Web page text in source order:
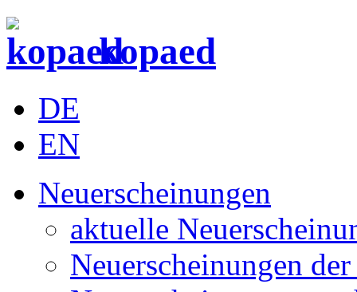
kopaed
DE
EN
Neuerscheinungen
aktuelle
Neuerscheinungen